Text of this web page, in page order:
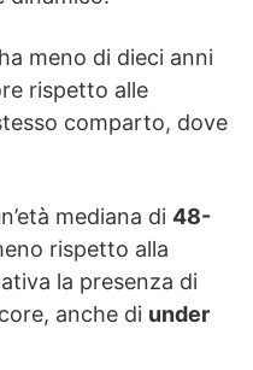
ha meno di dieci anni
rispetto alle
comparto, dove
mediana di 48-
rispetto alla
la presenza di
anche di under